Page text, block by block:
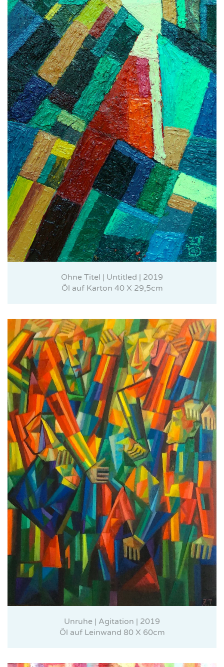
Ohne Titel | Untitled | 2019
Öl auf Karton 40 X 29,5cm
Unruhe | Agitation | 2019
Öl auf Leinwand 80 X 60cm